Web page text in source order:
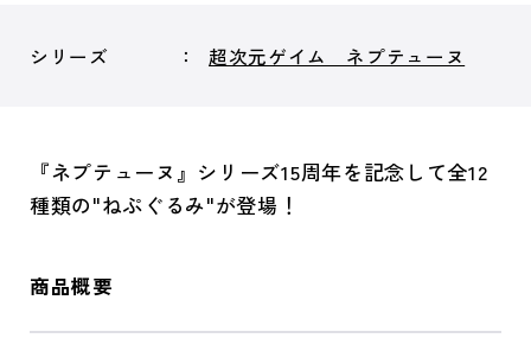
シリーズ 超次元ゲイム ネプテューヌ
『ネプテューヌ』シリーズ15周年を記念して全12
種類の"ねぷぐるみ"が登場！
商品概要